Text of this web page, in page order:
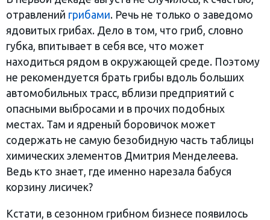
отравлений грибами. Речь не только о заведомо
ядовитых грибах. Дело в том, что гриб, словно
губка, впитывает в себя все, что может
находиться рядом в окружающей среде. Поэтому
не рекомендуется брать грибы вдоль больших
автомобильных трасс, вблизи предприятий с
опасными выбросами и в прочих подобных
местах. Там и ядреный боровичок может
содержать не самую безобидную часть таблицы
химических элементов Дмитрия Менделеева.
Ведь кто знает, где именно нарезала бабуся
корзину лисичек?
Кстати, в сезонном грибном бизнесе появилось